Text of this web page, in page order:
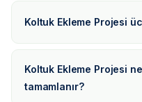
Koltuk Ekleme Projesi
Koltuk Ekleme Projesi
tamamlanır?